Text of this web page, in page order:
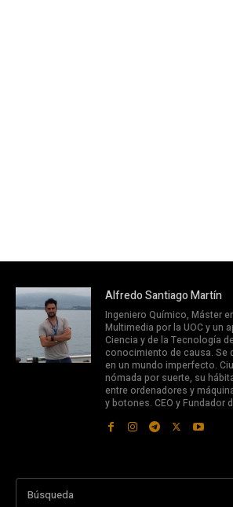
Alfredo Santiago Martín
Ingeniero Químico, Máster
Multimedia por la UOC y un
Ciencia y de la Tecnología
conocimiento de causa. Se
en un mundo imperfecto.
nómada por suerte, su
entre ordenadores y
y botones. CEO y Fundador
Búsqueda